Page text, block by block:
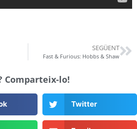
SEGÜENT
Fast & Furious: Hobbs & Shaw
Comparteix-lo!
Twitter